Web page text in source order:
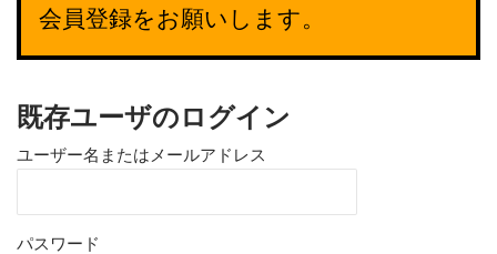
会員登録をお願いします。
既存ユーザのログイン
ユーザー名またはメールアドレス
パスワード